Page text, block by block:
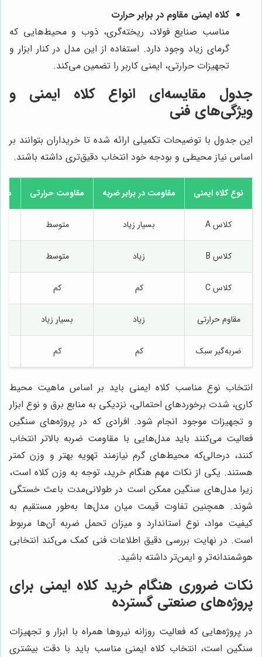
کلاه ایمنی مقاوم در برابر حرارت
مناسب صنایع فولاد، ریخته‌گری، ذوب و محیط‌هایی که
گرمای زیاد وجود دارد. استفاده از این مدل در کنار ابزار و
تجهیزات حرارتی، ایمنی کاربر را تضمین می‌کند.
جدول مقایسه‌ای انواع کلاه ایمنی و
ویژگی‌های فنی
این جدول با توضیحات تکمیلی ارائه شده تا خریداران بتوانند بر
اساس نیاز محیطی و بودجه خود انتخاب دقیق‌تری داشته باشند.
نوع کلاه ایمنی مقاومت در برابر ضربه مقاومت حرارتی
کلاس A بسیار زیاد متوسط
کلاس B زیاد متوسط
کلاس C کم کم
مقاوم حرارتی زیاد بسیار زیاد
ضربه‌گیر سبک کم کم
انتخاب نوع مناسب کلاه ایمنی باید بر اساس ماهیت محیط
کاری، شدت برخوردهای احتمالی، نزدیکی به منابع برق و نوع ابزار
و تجهیزات موجود انجام شود. افرادی که در پروژه‌های سنگین
فعالیت می‌کنند باید مدل‌هایی با مقاومت ضربه بالاتر انتخاب
کنند، درحالی‌که محیط‌های گرم نیازمند تهویه بهتر و وزن کمتر
هستند. یکی از نکات مهم هنگام خرید، توجه به وزن کلاه است،
زیرا مدل‌های سنگین ممکن است در طولانی‌مدت باعث خستگی
شوند. همچنین تفاوت قیمت میان مدل‌ها به‌طور مستقیم به
کیفیت مواد، نوع استاندارد و میزان تحمل ضربه آن‌ها مربوط
است. در نهایت بررسی دقیق اطلاعات فنی کمک می‌کند انتخابی
هوشمندانه‌تر و ایمن‌تر داشته باشید.
نکات ضروری هنگام خرید کلاه ایمنی برای
پروژه‌های صنعتی گسترده
در پروژه‌هایی که فعالیت روزانه نیروها همراه با ابزار و تجهیزات
سنگین است، انتخاب کلاه ایمنی مناسب باید با دقت بیشتری